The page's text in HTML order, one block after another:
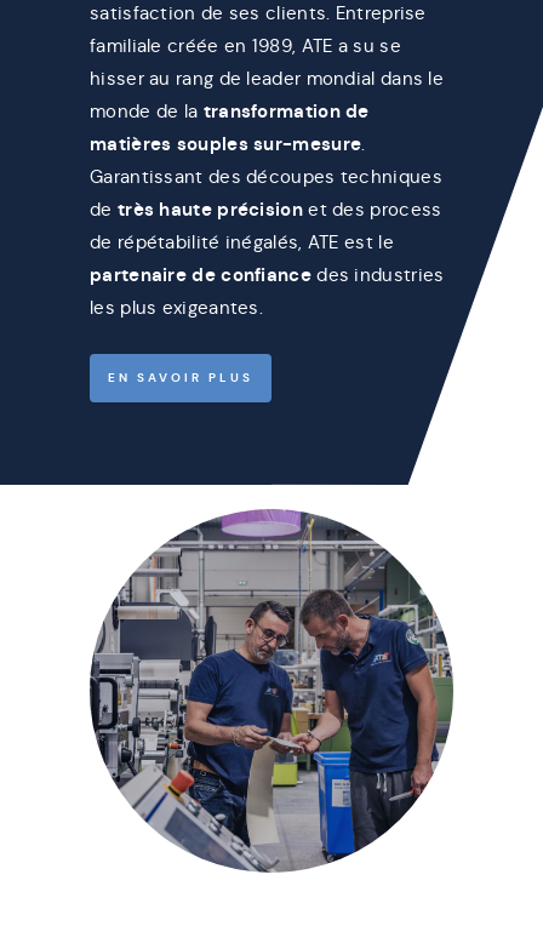
satisfaction de ses clients. Entreprise
familiale créée en 1989, ATE a su se
hisser au rang de leader mondial dans le
monde de la transformation de
matières souples sur-mesure.
Garantissant des découpes techniques
de très haute précisionet des process
de répétabilité inégalés, ATE est le
partenaire de confiancedes industries
les plus exigeantes.
EN SAVOIR PLUS